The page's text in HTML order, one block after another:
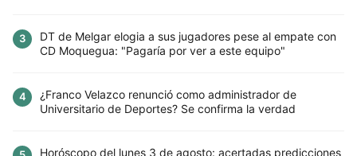
3
DT de Melgar elogia a sus jugadores pese al empate con
CD Moquegua: "Pagaría por ver a este equipo"
4
¿Franco Velazco renunció como administrador de
Universitario de Deportes? Se confirma la verdad
Horóscopo del lunes 3 de agosto: acertadas predicciones